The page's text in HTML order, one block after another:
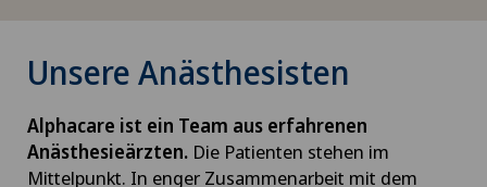
Unsere Anästhesisten
Alphacare ist ein Team aus erfahrenen
Anästhesieärzten. Die Patienten stehen im
Mittelpunkt. In enger Zusammenarbeit mit dem